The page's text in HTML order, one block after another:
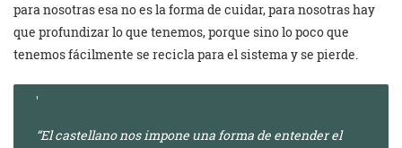
para nosotras esa no es la forma de cuidar, para nosotras hay
que profundizar lo que tenemos, porque sino lo poco que
tenemos fácilmente se recicla para el sistema y se pierde.
“El castellano nos impone una forma de entender el